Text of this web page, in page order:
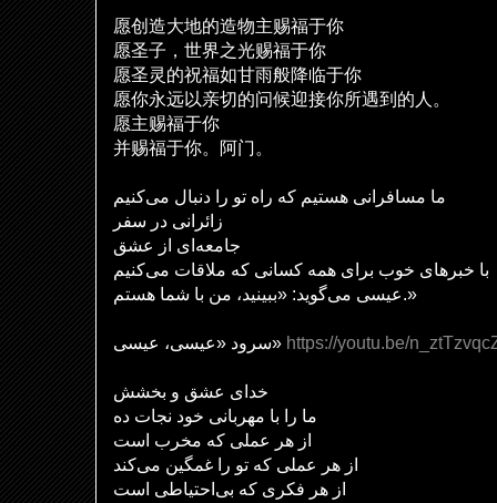
愿创 造大地的造物主赐福于你
愿圣子，世界之光赐福于你
愿圣灵的祝福如甘雨般降临于你
愿你永远以亲切的问候迎接你所遇到的人。
愿主赐福于你
并赐福于你。阿门 。
ما مسافرانی هستیم که راه تو را دنبال می‌کنیم
زائرانی در سفر
جامعه‌ای از عشق
با خبرهای خوب برای همه کسانی که ملاقات می‌کنیم
عیسی می‌گوید: «ببینید، من با شما هستم.»
سرود «عیسی، عیسی» https://youtu.be/
خدای عشق و بخشش
ما را با مهربانی خود نجات ده
از هر عملی که مخرب است
از هر عملی که تو را غمگین می‌کند
از هر فکری که بی‌احتیاطی است